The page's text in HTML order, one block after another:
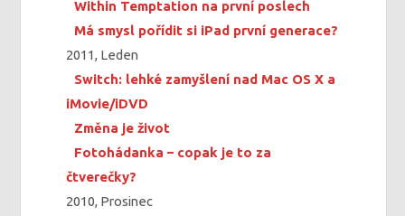
Within Temptation na první poslech
Má smysl pořídit si iPad první generace?
2011, Leden
Switch: lehké zamyšlení nad Mac OS X a
iMovie/iDVD
Změna je život
Fotohádanka – copak je to za
čtverečky?
2010, Prosinec